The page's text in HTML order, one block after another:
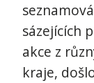
sázejících
akce z
kraje,